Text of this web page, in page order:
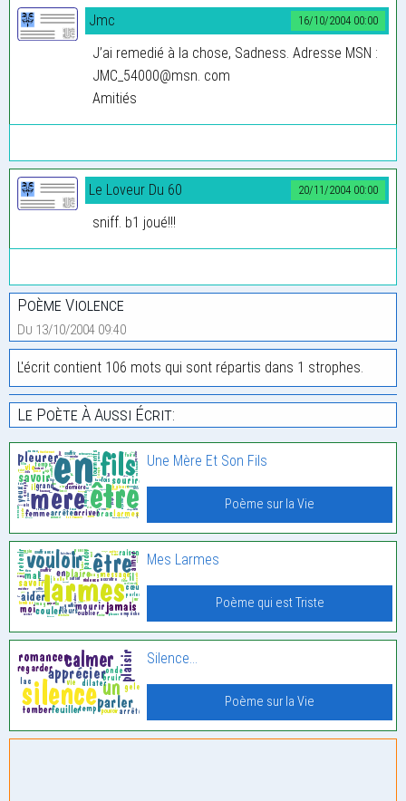
16/10/2004 00:00
Jmc
J’ai remedié à la chose, Sadness. Adresse MSN :
JMC_54000@msn. com
Amitiés
20/11/2004 00:00
Le Loveur Du 60
sniff. b1 joué!!!
Poème Violence
Du 13/10/2004 09:40
L'écrit contient 106 mots qui sont répartis dans 1 strophes.
Le Poète À Aussi Écrit:
Une Mère Et Son Fils
Poème sur la Vie
Mes Larmes
Poème qui est Triste
Silence…
Poème sur la Vie